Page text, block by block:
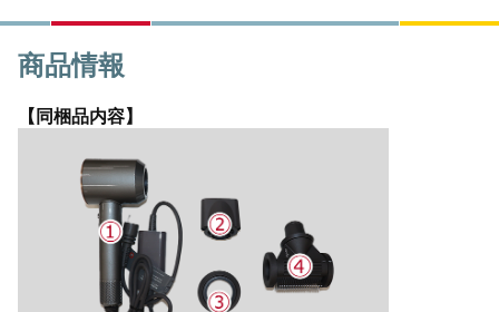
商品情報
【同梱品内容】